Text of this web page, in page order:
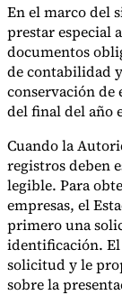
En el marco del
prestar especial
documentos
de contabilidad
conservación de
del final del año
Cuando la
registros deben
legible. Para
empresas, el
primero una
identificación.
solicitud y le
sobre la